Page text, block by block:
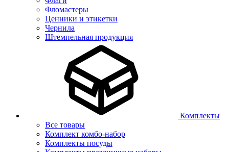
Фломастеры
Ценники и этикетки
Чернила
Штемпельная продукция
Комплекты
Все товары
Комплект комбо-набор
Комплекты посуды